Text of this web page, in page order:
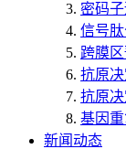
密码
信号
跨膜区
抗原
抗原
基因
新闻动态